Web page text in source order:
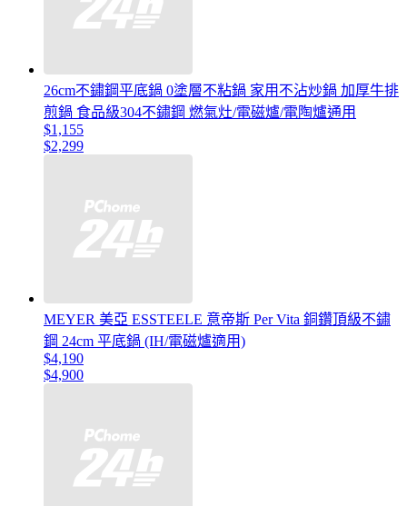
26cm不鏽鋼平底鍋 0塗層不粘鍋 家用不沾炒鍋 加厚牛排
煎鍋 食品級304不鏽鋼 燃氣灶/電磁爐/電陶爐通用
$1,155
$2,299
MEYER 美亞 ESSTEELE 意帝斯 Per Vita 銅鑽頂級不鏽
鋼 24cm 平底鍋 (IH/電磁爐適用)
$4,190
$4,900